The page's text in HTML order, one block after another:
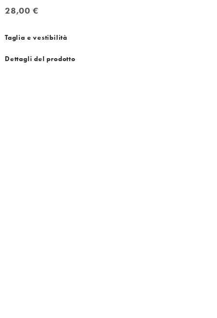
28,00 €
28,00 €
Taglia e vestibilità
Dettagli del prodotto